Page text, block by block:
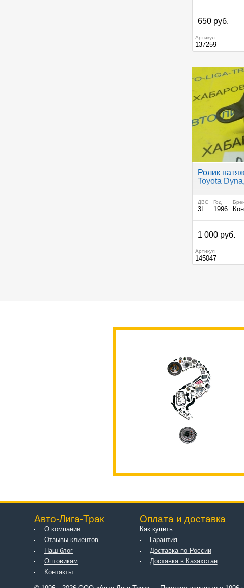
650 руб.
Артикул
137259
Ролик
Toyota
ДВС
3L
Год
1996
1 000 руб.
Артикул
145047
Авто-Лига-Трак
О компании
Отзывы клиентов
Наш блог
Оптовикам
Контакты
Оплата и доставка
Как купить
Гарантия
Доставка по России
Доставка в Казахстан